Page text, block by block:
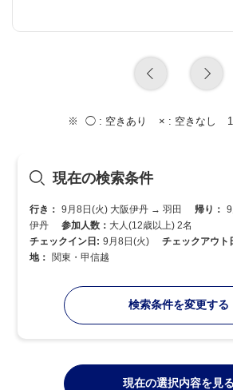
◯ : 空きあり × : 空きなし
現在の検索条件
行き： 9月8日(火) 大阪伊丹 → 羽田 帰り：
伊丹
参加人数： 大人(12歳以上) 2名
チェックイン日: 9月8日(火) チェックアウト
地： 関東・甲信越
検索条件を変更する
現在の選択内容を見る